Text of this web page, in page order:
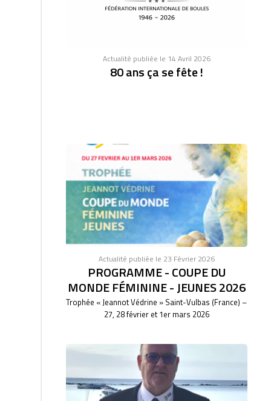
Actualité publiée le 14 Avril 2026
80 ans ça se fête !
Actualité publiée le 23 Février 2026
PROGRAMME - COUPE DU
MONDE FÉMININE - JEUNES 2026
Trophée « Jeannot Védrine » Saint-Vulbas (France) –
27, 28 février et 1er mars 2026